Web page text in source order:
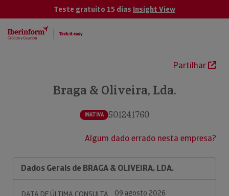
Teste gratuito 15 dias Insight View
Partilhar
Braga & Oliveira, Lda.
INATIVA 501241760
Algum dado errado nesta empresa?
Dados Gerais de BRAGA & OLIVEIRA, LDA.
DATA DE ÚLTIMA CONSULTA
09 agosto 2026